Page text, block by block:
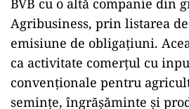
În ultimul an, Agroland a
atractivă pentru investitori
București, prin listarea de
mărirea de capital printr-un
(noiembrie), apoi listarea